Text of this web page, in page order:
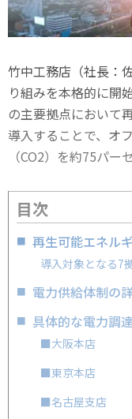
竹中工務店（社長：
り組みを本格的に開
の主要拠点において
導入することで、オ
（CO2）を約75パー
目次
再生可能エネル
導入対象となる7
電力供給体制の
具体的な電力調
■大阪本店
■東京本店
■名古屋支店